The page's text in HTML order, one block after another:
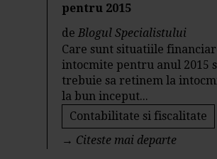
pentru 2015
deBlogul Specialistului
Care sunt situatiile
intocmite pentru anul 2015
trebuie sa retinem la
la bun inceput...
Contabilitate si fiscalitate
→ Citeste mai departe